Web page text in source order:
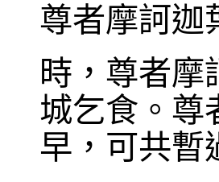
尊者摩訶迦
時，尊者摩
城乞食。尊
早，可共暫